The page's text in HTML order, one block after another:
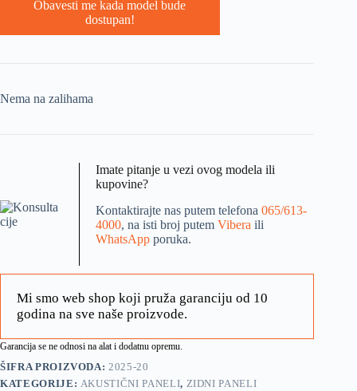
Obavesti me kada model bude
dostupan!
Nema na zalihama
Imate pitanje u vezi ovog modela ili
kupovine?
Kontaktirajte nas putem telefona 065/613-
4000, na isti broj putem Vibera ili
WhatsApp poruka.
Mi smo web shop koji pruža garanciju od 10
godina na sve naše proizvode.
Garancija se ne odnosi na alat i dodatnu opremu.
ŠIFRA PROIZVODA:2025-20
KATEGORIJE: AKUSTIČNI PANELI, ZIDNI PANELI